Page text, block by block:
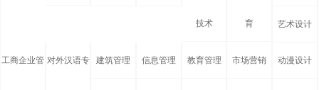
技术 育 艺术设计
工商企业管 对外汉语专 建筑管理 信息管理 教育管理 市场营销 动漫设计